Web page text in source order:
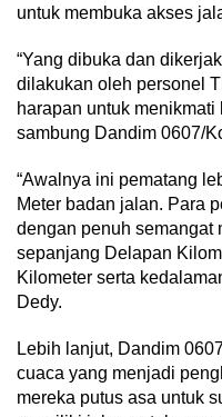
untuk membuka akses
“Yang dibuka dan
dilakukan oleh personel
harapan untuk
sambung Dandim 0607/
“Awalnya ini pematang
Meter badan jalan. Para
dengan penuh semangat
sepanjang Delapan
Kilometer serta
Dedy.
Lebih lanjut, Dandim
cuaca yang menjadi
mereka putus asa untuk